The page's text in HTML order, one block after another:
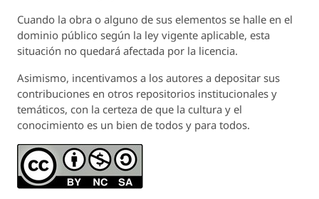
Cuando la obra o alguno de sus elementos se halle en el
dominio público según la ley vigente aplicable, esta
situación no quedará afectada por la licencia.
Asimismo, incentivamos a los autores a depositar sus
contribuciones en otros repositorios institucionales y
temáticos, con la certeza de que la cultura y el
conocimiento es un bien de todos y para todos.